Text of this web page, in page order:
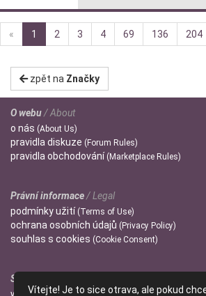
« 1 2 3 4 69 136 204
zpět na Značky
O webu/ About
o nás (About Us)
pravidla diskuze (Forum Rules)
pravidla obchodování (Marketplace Rules)
Právní informace/ Legal
podmínkyužití (Terms of Use)
ochrana osobních údajů (Privacy Policy)
souhlas s cookies (Cookie Consent)
Správci
wendulka
Vítejte! Je to sice otrava, ale pokud